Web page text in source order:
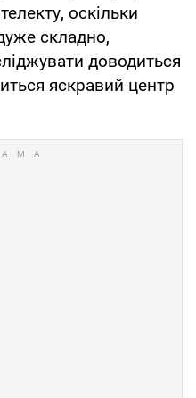
оскільки
складно,
доводиться
яскравий центр